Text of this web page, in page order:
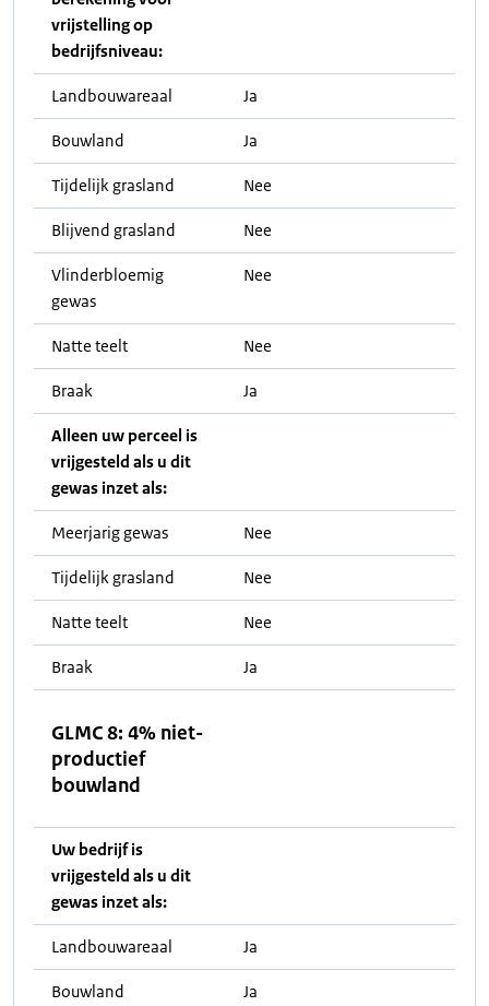
vrijstelling op
bedrijfsniveau:
Landbouwareaal Ja
Bouwland Ja
Tijdelijk grasland Nee
Blijvend grasland Nee
Vlinderbloemig
gewas
Nee
Natte teelt Nee
Braak Ja
Alleen uw perceel is
vrijgesteld als u dit
gewas inzet als:
Meerjarig gewas Nee
Tijdelijk grasland Nee
Natte teelt Nee
Braak Ja
GLMC 8: 4% niet-
productief
bouwland
Uw bedrijf is
vrijgesteld als u dit
gewas inzet als:
Landbouwareaal Ja
Bouwland Ja